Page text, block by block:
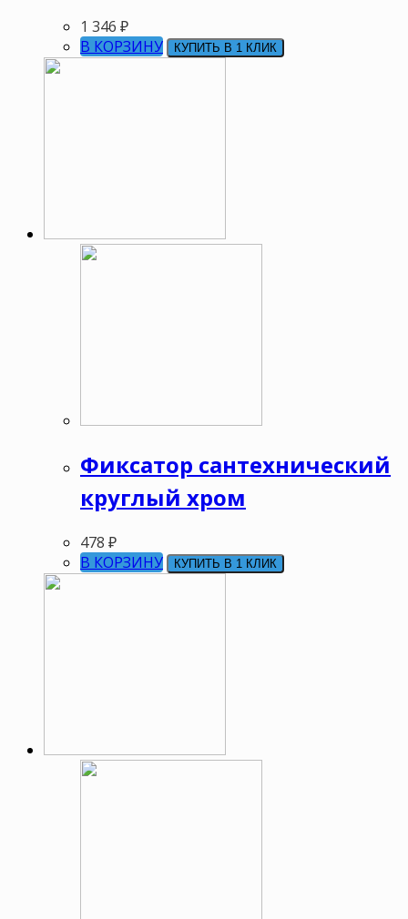
1 346 ₽
В КОРЗИНУ
КУПИТЬ В 1 КЛИК
Фиксатор сантехнический
круглый хром
478 ₽
В КОРЗИНУ
КУПИТЬ В 1 КЛИК